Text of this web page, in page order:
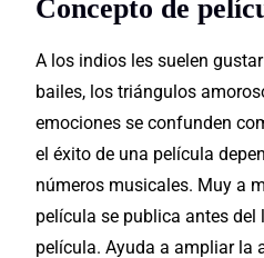
Concepto de
A los indios les suelen
bailes, los triángulos
emociones se confunden
el éxito de una película
números musicales. Muy a
película se publica antes del
película. Ayuda a ampliar la